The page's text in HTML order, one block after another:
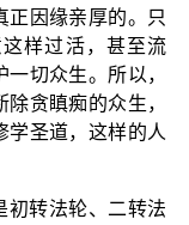
正因缘亲厚的。只
样过活，甚至流
切众生。所以，
贪瞋痴的众生，
学圣道，这样的人
初转法轮、二转法